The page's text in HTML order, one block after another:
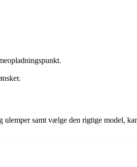
ulemper samt vælge den rigtige model,